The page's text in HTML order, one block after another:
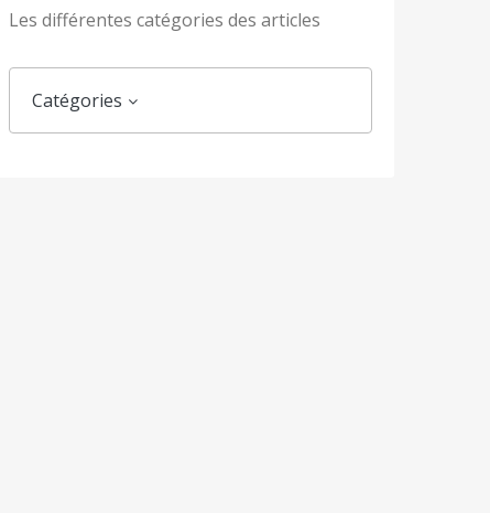
Les différentes catégories des articles
Catégories